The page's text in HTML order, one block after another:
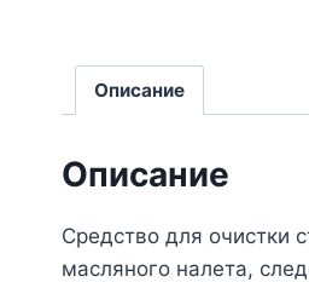
Описание
Описание
Средство для очистки
масляного налета,